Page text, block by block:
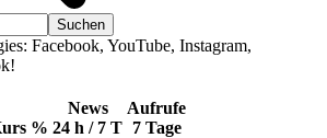
Facebook, YouTube, Instagram,
%
News
24 h / 7 T
Aufrufe
7 Tage